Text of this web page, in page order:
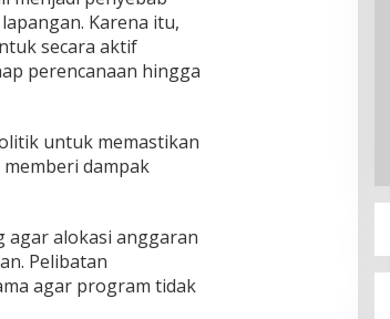
Karena itu,
secara aktif
perencanaan hingga
untuk memastikan
dampak
agar alokasi anggaran
Pelibatan
agar program tidak